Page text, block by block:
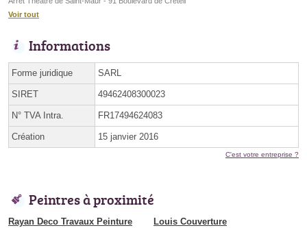
Voir tout
Informations
Forme juridique SARL
SIRET 49462408300023
N° TVA Intra. FR17494624083
Création 15 janvier 2016
C'est votre entreprise ?
Peintres à proximité
Rayan Deco Travaux Peinture
Louis Couverture